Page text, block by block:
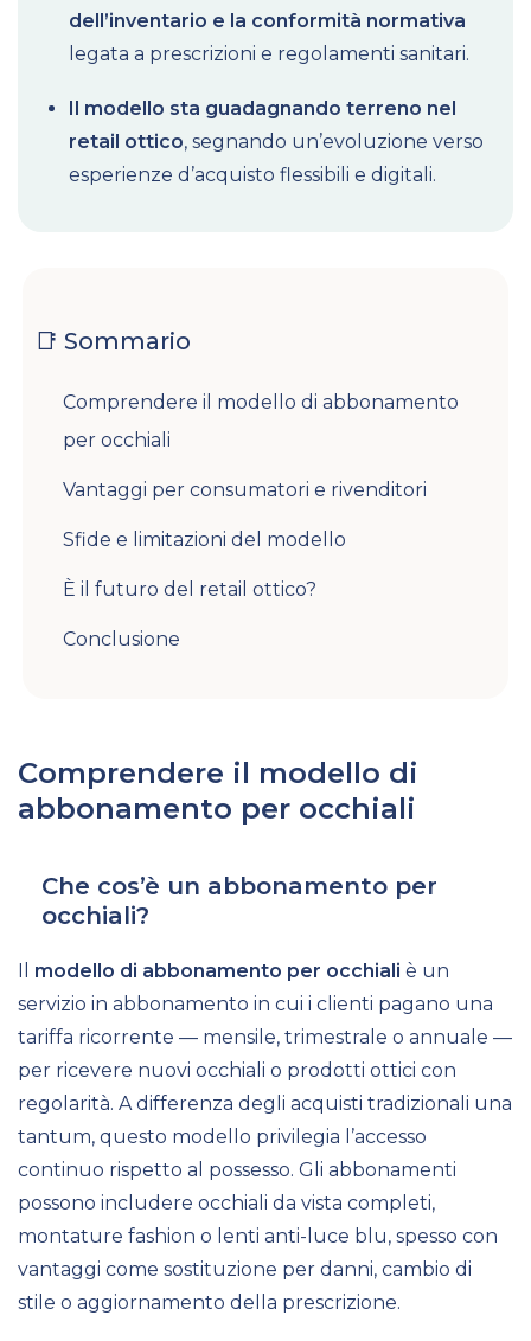
dell’inventario e la conformità normativa
legata a prescrizioni e regolamenti sanitari.
Il modello sta guadagnando terreno nel
retail ottico, segnando un’evoluzione verso
esperienze d’acquisto flessibili e digitali.
📑 Sommario
Comprendere il modello di abbonamento
per occhiali
Vantaggi per consumatori e rivenditori
Sfide e limitazioni del modello
È il futuro del retail ottico?
Conclusione
Comprendere il modello di
abbonamento per occhiali
Che cos’è un abbonamento per
occhiali?
Il modello di abbonamento per occhiali è un
servizio in abbonamento in cui i clienti pagano una
tariffa ricorrente — mensile, trimestrale o annuale —
per ricevere nuovi occhiali o prodotti ottici con
regolarità. A differenza degli acquisti tradizionali una
tantum, questo modello privilegia l’accesso
continuo rispetto al possesso. Gli abbonamenti
possono includere occhiali da vista completi,
montature fashion o lenti anti-luce blu, spesso con
vantaggi come sostituzione per danni, cambio di
stile o aggiornamento della prescrizione.